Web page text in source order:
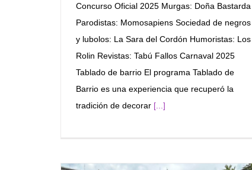
Concurso Oficial 2025 Murgas: Doña Bastarda
Parodistas: Momosapiens Sociedad de negros
y lubolos: La Sara del Cordón Humoristas: Los
Rolin Revistas: Tabú Fallos Carnaval 2025
Tablado de barrio El programa Tablado de
Barrio es una experiencia que recuperó la
tradición de decorar [...]